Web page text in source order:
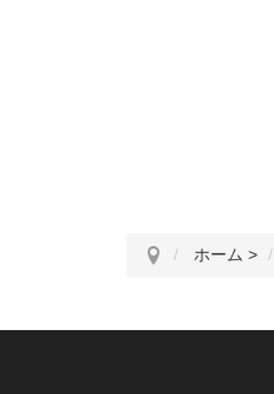
ホーム >